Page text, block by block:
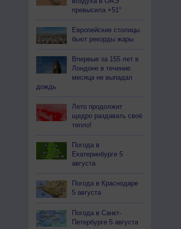
превысила +51°
Европейские столицы
бьют рекорды жары
Впервые за 155 лет в
Лондоне в течение
месяца не выпадал
дождь
Лето продолжит
щедро раздавать своё
тепло!
Погода в
Екатеринбурге 5
августа
Погода в Краснодаре
5 августа
Погода в Санкт-
Петербурге 5 августа